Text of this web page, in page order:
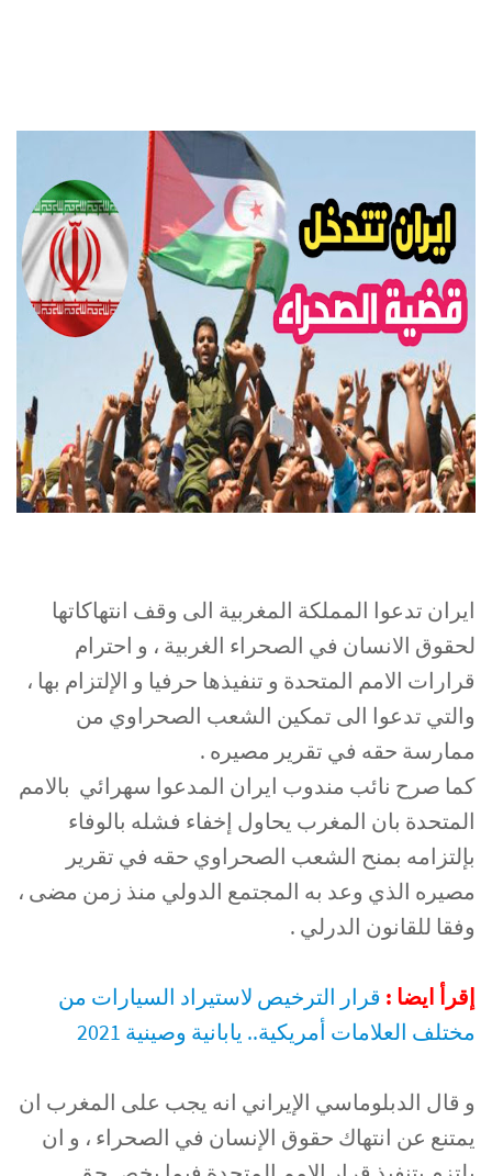
ايران تدعوا المملكة المغربية الى وقف انتهاكاتها
لحقوق الانسان في الصحراء الغربية ، و احترام
قرارات الامم المتحدة و تنفيذها حرفيا و الإلتزام بها ،
والتي تدعوا الى تمكين الشعب الصحراوي من
ممارسة حقه في تقرير مصيره .
كما صرح نائب مندوب ايران المدعوا سهرائي بالامم
المتحدة بان المغرب يحاول إخفاء فشله بالوفاء
بإلتزامه بمنح الشعب الصحراوي حقه في تقرير
مصيره الذي وعد به المجتمع الدولي منذ زمن مضى ،
وفقا للقانون الدرلي .
إقرأ ايضا : قرار الترخيص لاستيراد السيارات من
مختلف العلامات أمريكية.. يابانية وصينية 2021
و قال الدبلوماسي الإيراني انه يجب على المغرب ان
يمتنع عن انتهاك حقوق الإنسان في الصحراء ، و ان